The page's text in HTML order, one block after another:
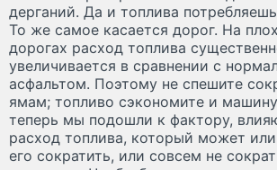
дерганий. Да и топлива
То же самое касается дорог. На
дорогах расход топлива
увеличивается в сравнении с
асфальтом. Поэтому не спешите
ямам; топливо сэкономите и
теперь мы подошли к фактору,
расход топлива, который может
его сократить, или совсем не